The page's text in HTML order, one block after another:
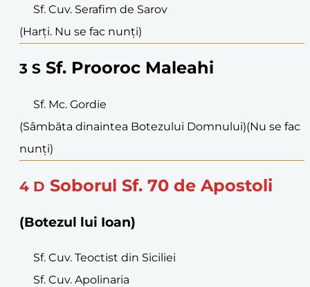
Sf. Cuv. Serafim de Sarov
(Harți. Nu se fac nunți)
3 S Sf. Prooroc Maleahi
Sf. Mc. Gordie
(Sâmbăta dinaintea Botezului Domnului)(Nu se fac
nunți)
4 D Soborul Sf. 70 de Apostoli
(Botezul lui Ioan)
Sf. Cuv. Teoctist din Siciliei
Sf. Cuv. Apolinaria